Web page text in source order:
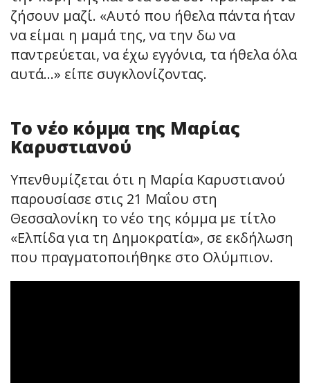
ζήσουν μαζί. «Αυτό που ήθελα πάντα ήταν
να είμαι η μαμά της, να την δω να
παντρεύεται, να έχω εγγόνια, τα ήθελα όλα
αυτά…» είπε συγκλονίζοντας.
Το νέο κόμμα της Μαρίας
Καρυστιανού
Υπενθυμίζεται ότι η Μαρία Καρυστιανού
παρουσίασε στις 21 Μαΐου στη
Θεσσαλονίκη το νέο της κόμμα με τίτλο
«Ελπίδα για τη Δημοκρατία», σε εκδήλωση
που πραγματοποιήθηκε στο Ολύμπιον.